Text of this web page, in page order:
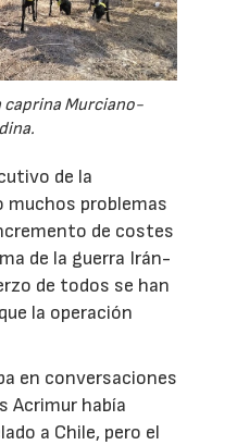
caprina Murciano-
de la
muchos problemas
de costes
de la guerra Irán-
de todos se han
la operación
en conversaciones
Acrimur había
a Chile, pero el